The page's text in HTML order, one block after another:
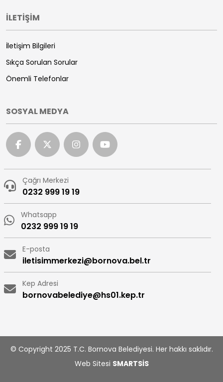
İLETİŞİM
İletişim Bilgileri
Sıkça Sorulan Sorular
Önemli Telefonlar
SOSYAL MEDYA
Çağrı Merkezi
0232 999 19 19
Whatsapp
0232 999 19 19
E-posta
iletisimmerkezi@bornova.bel.tr
Kep Adresi
bornovabelediye@hs01.kep.tr
© Copyright 2025 T.C. Bornova Belediyesi. Her hakkı saklıdır.
Web Sitesi SMARTSİS